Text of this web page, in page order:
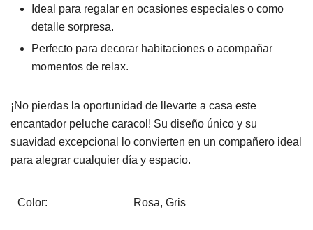
Ideal para regalar en ocasiones especiales o como
detalle sorpresa.
Perfecto para decorar habitaciones o acompañar
momentos de relax.
¡No pierdas la oportunidad de llevarte a casa este
encantador peluche caracol! Su diseño único y su
suavidad excepcional lo convierten en un compañero ideal
para alegrar cualquier día y espacio.
Color: Rosa, Gris